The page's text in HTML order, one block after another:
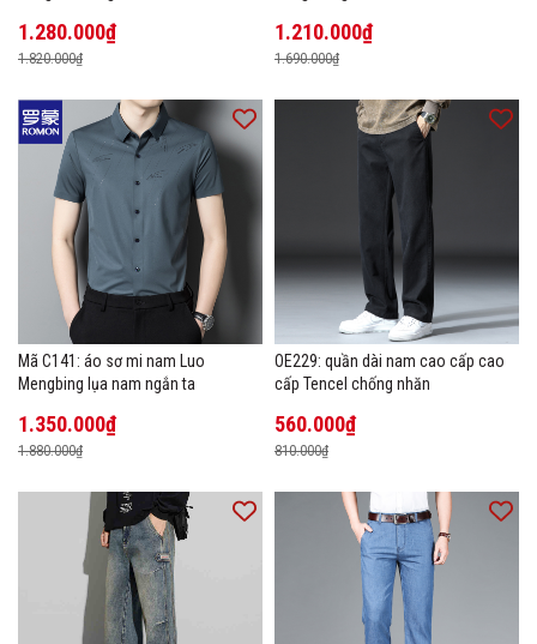
1.280.000₫
1.820.000₫
1.210.000₫
1.690.000₫
Mã C141: áo sơ mi nam Luo
Mengbing lụa nam ngắn ta
1.350.000₫
1.880.000₫
OE229: quần dài nam cao cấp cao
cấp Tencel chống nhăn
560.000₫
810.000₫